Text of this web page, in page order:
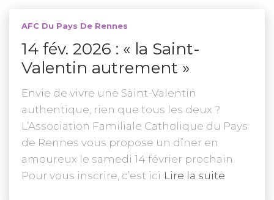
AFC Du Pays De Rennes
14 fév. 2026 : « la Saint-
Valentin autrement »
Envie de vivre une Saint-Valentin
authentique, rien que tous les deux ?
L’Association Familiale Catholique du Pays
de Rennes vous propose un dîner en
amoureux le samedi 14 février prochain.
Pour vous inscrire, c’est ici Lire la suite